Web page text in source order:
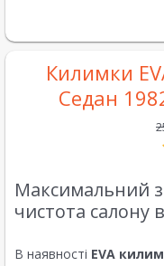
Килимки
Седан
Максимальний
чистота салону
В наявності EVA